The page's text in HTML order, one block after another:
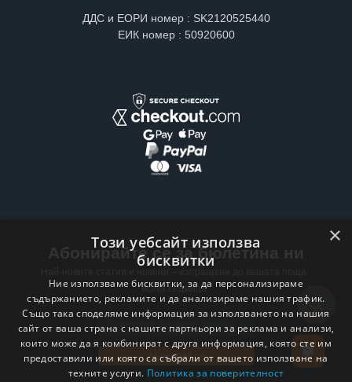
ДДС и ЕОРИ номер : SK2120525440
ЕИК номер : 50920600
Абонирайте се за бюлетина ни
всяка седмица .
Email address
Абонирай се
×
Този уебсайт използва
бисквитки
Ние използваме бисквитки, за да персонализираме
съдържанието, рекламите и да анализираме нашия трафик.
Също така споделяме информация за използването на нашия
сайт от ваша страна с нашите партньори за реклама и анализи,
които може да я комбинират с друга информация, която сте им
предоставили или която са събрали от вашето използване на
техните услуги. Политика за поверителност